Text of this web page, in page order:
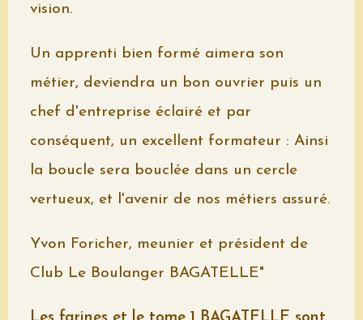
vision.
Un apprenti bien formé aimera son
métier, deviendra un bon ouvrier puis un
chef d'entreprise éclairé et par
conséquent, un excellent formateur : Ainsi
la boucle sera bouclée dans un cercle
vertueux, et l'avenir de nos métiers assuré.
Yvon Foricher, meunier et président de
Club Le Boulanger BAGATELLE"